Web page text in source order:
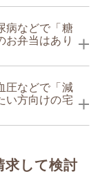
病などで「糖
お弁当はあり
圧などで「減
い方向けの宅
求して検討